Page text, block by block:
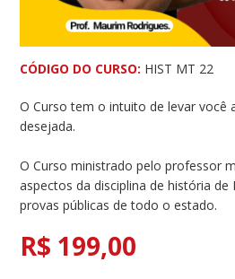
CÓDIGO DO CURSO: HIST MT 22
O Curso tem o intuito de levar você
desejada.
O Curso ministrado pelo professor
aspectos da disciplina de história
provas públicas de todo o estado.
R$ 199,00